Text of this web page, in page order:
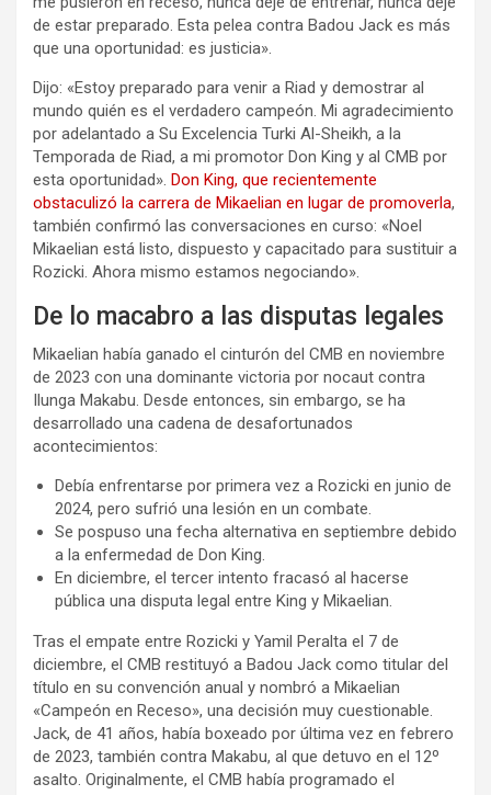
de estar preparado. Esta pelea contra Badou Jack es más
que una oportunidad: es justicia».
Dijo: «Estoy preparado para venir a Riad y demostrar al
mundo quién es el verdadero campeón. Mi agradecimiento
por adelantado a Su Excelencia Turki Al-Sheikh, a la
Temporada de Riad, a mi promotor Don King y al CMB por
esta oportunidad». Don King, que recientemente
obstaculizó la carrera de Mikaelian en lugar de promoverla,
también confirmó las conversaciones en curso: «Noel
Mikaelian está listo, dispuesto y capacitado para sustituir a
Rozicki. Ahora mismo estamos negociando».
De lo macabro a las disputas legales
Mikaelian había ganado el cinturón del CMB en noviembre
de 2023 con una dominante victoria por nocaut contra
Ilunga Makabu. Desde entonces, sin embargo, se ha
desarrollado una cadena de desafortunados
acontecimientos:
Debía enfrentarse por primera vez a Rozicki en junio de
2024, pero sufrió una lesión en un combate.
Se pospuso una fecha alternativa en septiembre debido
a la enfermedad de Don King.
En diciembre, el tercer intento fracasó al hacerse
pública una disputa legal entre King y Mikaelian.
Tras el empate entre Rozicki y Yamil Peralta el 7 de
diciembre, el CMB restituyó a Badou Jack como titular del
título en su convención anual y nombró a Mikaelian
«Campeón en Receso», una decisión muy cuestionable.
Jack, de 41 años, había boxeado por última vez en febrero
de 2023, también contra Makabu, al que detuvo en el 12º
asalto. Originalmente, el CMB había programado el